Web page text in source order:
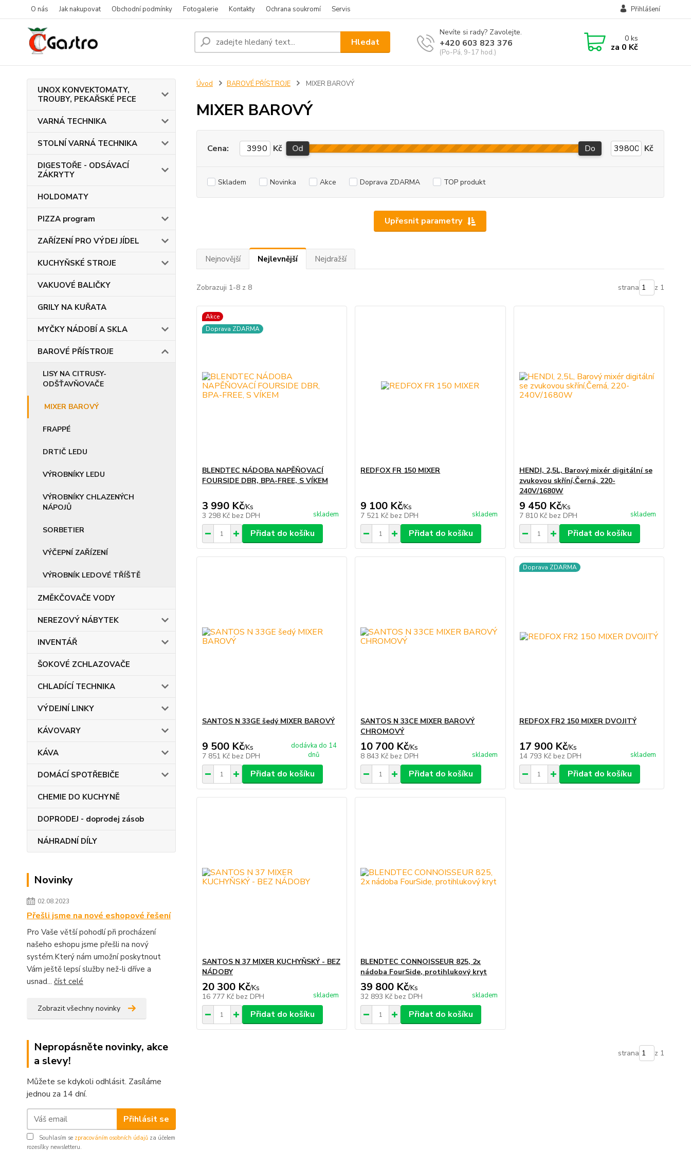
O nás Jak nakupovat Obchodní podmínky Fotogalerie Kontakty Ochrana soukromí Servis Přihlášení
Hledat
Nevíte si rady? Zavolejte.
+420 603 823 376
(Po-Pá, 9-17 hod.)
0ks
za 0 Kč
UNOX KONVEKTOMATY,
TROUBY, PEKAŘSKÉ PECE
VARNÁ TECHNIKA
STOLNÍ VARNÁ TECHNIKA
DIGESTOŘE - ODSÁVACÍ
ZÁKRYTY
HOLDOMATY
PIZZA program
ZAŘÍZENÍ PRO VÝDEJ JÍDEL
KUCHYŇSKÉ STROJE
VAKUOVÉ BALIČKY
GRILY NA KUŘATA
MYČKY NÁDOBÍ A SKLA
BAROVÉ PŘÍSTROJE
LISY NA CITRUSY-
ODŠŤAVŇOVAČE
MIXER BAROVÝ
FRAPPÉ
DRTIČ LEDU
VÝROBNÍKY LEDU
VÝROBNÍKY CHLAZENÝCH
NÁPOJŮ
SORBETIER
VÝČEPNÍ ZAŘÍZENÍ
VÝROBNÍK LEDOVÉ TŘÍŠTĚ
ZMĚKČOVAČE VODY
NEREZOVÝ NÁBYTEK
INVENTÁŘ
ŠOKOVÉ ZCHLAZOVAČE
CHLADÍCÍ TECHNIKA
VÝDEJNÍ LINKY
KÁVOVARY
KÁVA
DOMÁCÍ SPOTŘEBIČE
CHEMIE DO KUCHYNĚ
DOPRODEJ - doprodej zásob
NÁHRADNÍ DÍLY
Novinky
02.08.2023
Přešli jsme na nové eshopové řešení
Pro Vaše větší pohodlí při procházení
našeho eshopu jsme přešli na nový
systém.Který nám umožní poskytnout
Vám ještě lepsí služby než-li dříve a
usnad... číst celé
Zobrazit všechny novinky
Nepropásněte novinky, akce
a slevy!
Můžete se kdykoli odhlásit. Zasíláme
jednou za 14 dní.
Přihlásit se
Souhlasím se zpracováním osobních údajů za účelem
rozesílky newsletteru.
Úvod BAROVÉ PŘÍSTROJE MIXER BAROVÝ
MIXER BAROVÝ
Upřesnit parametry
Cena: Kč Od Do Kč
Skladem Novinka Akce Doprava ZDARMA TOP produkt
Nejnovější Nejlevnější Nejdražší
Zobrazuji 1-8 z 8 strana z 1
Akce
Doprava ZDARMA
BLENDTEC NÁDOBA NAPĚŇOVACÍ
FOURSIDE DBR, BPA-FREE, S VÍKEM
3 990 Kč/Ks
3 298 Kč bez DPH skladem
Přidat do košíku
REDFOX FR 150 MIXER
9 100 Kč/Ks
7 521 Kč bez DPH skladem
Přidat do košíku
HENDI, 2,5L, Barový mixér digitální se
zvukovou skříní,Černá, 220-
240V/1680W
9 450 Kč/Ks
7 810 Kč bez DPH skladem
Přidat do košíku
SANTOS N 33GE šedý MIXER BAROVÝ
9 500 Kč/Ks
7 851 Kč bez DPH
dodávka do 14
dnů
Přidat do košíku
SANTOS N 33CE MIXER BAROVÝ
CHROMOVÝ
10 700 Kč/Ks
8 843 Kč bez DPH skladem
Přidat do košíku
Doprava ZDARMA
REDFOX FR2 150 MIXER DVOJITÝ
17 900 Kč/Ks
14 793 Kč bez DPH skladem
Přidat do košíku
SANTOS N 37 MIXER KUCHYŇSKÝ - BEZ
NÁDOBY
20 300 Kč/Ks
16 777 Kč bez DPH skladem
Přidat do košíku
BLENDTEC CONNOISSEUR 825, 2x
nádoba FourSide, protihlukový kryt
39 800 Kč/Ks
32 893 Kč bez DPH skladem
Přidat do košíku
strana z 1